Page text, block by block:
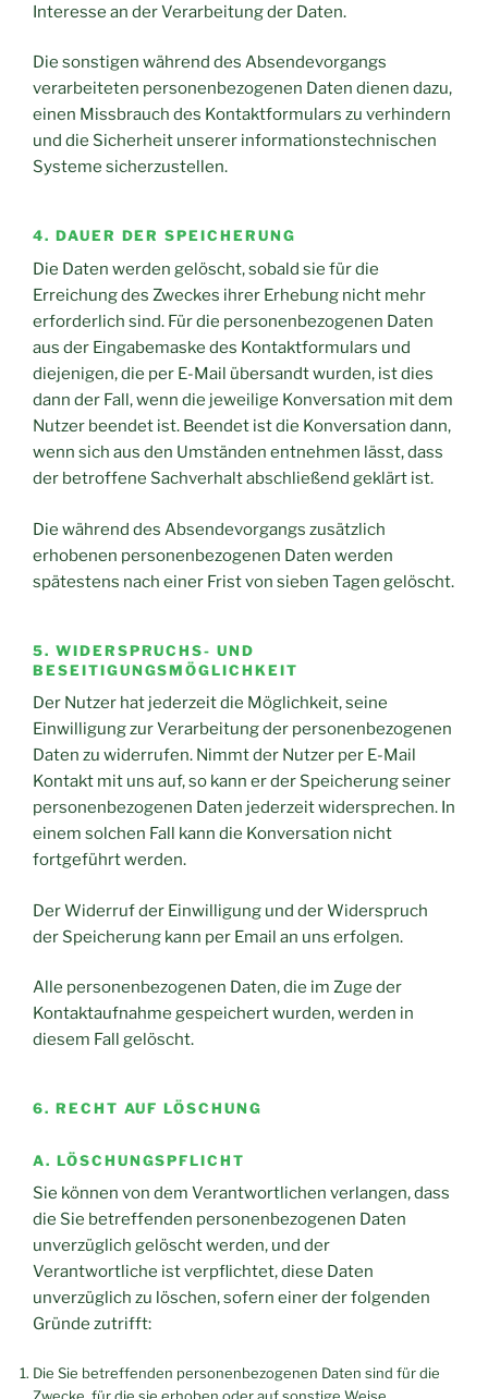
Interesse an der Verarbeitung der Daten.
Die sonstigen während des Absendevorgangs
verarbeiteten personenbezogenen Daten dienen dazu,
einen Missbrauch des Kontaktformulars zu verhindern
und die Sicherheit unserer informationstechnischen
Systeme sicherzustellen.
4. DAUER DER SPEICHERUNG
Die Daten werden gelöscht, sobald sie für die
Erreichung des Zweckes ihrer Erhebung nicht mehr
erforderlich sind. Für die personenbezogenen Daten
aus der Eingabemaske des Kontaktformulars und
diejenigen, die per E-Mail übersandt wurden, ist dies
dann der Fall, wenn die jeweilige Konversation mit dem
Nutzer beendet ist. Beendet ist die Konversation dann,
wenn sich aus den Umständen entnehmen lässt, dass
der betroffene Sachverhalt abschließend geklärt ist.
Die während des Absendevorgangs zusätzlich
erhobenen personenbezogenen Daten werden
spätestens nach einer Frist von sieben Tagen gelöscht.
5. WIDERSPRUCHS- UND
BESEITIGUNGSMÖGLICHKEIT
Der Nutzer hat jederzeit die Möglichkeit, seine
Einwilligung zur Verarbeitung der personenbezogenen
Daten zu widerrufen. Nimmt der Nutzer per E-Mail
Kontakt mit uns auf, so kann er der Speicherung seiner
personenbezogenen Daten jederzeit widersprechen. In
einem solchen Fall kann die Konversation nicht
fortgeführt werden.
Der Widerruf der Einwilligung und der Widerspruch
der Speicherung kann per Email an uns erfolgen.
Alle personenbezogenen Daten, die im Zuge der
Kontaktaufnahme gespeichert wurden, werden in
diesem Fall gelöscht.
6. RECHT AUF LÖSCHUNG
A. LÖSCHUNGSPFLICHT
Sie können von dem Verantwortlichen verlangen, dass
die Sie betreffenden personenbezogenen Daten
unverzüglich gelöscht werden, und der
Verantwortliche ist verpflichtet, diese Daten
unverzüglich zu löschen, sofern einer der folgenden
Gründe zutrifft:
Die Sie betreffenden personenbezogenen Daten sind für die